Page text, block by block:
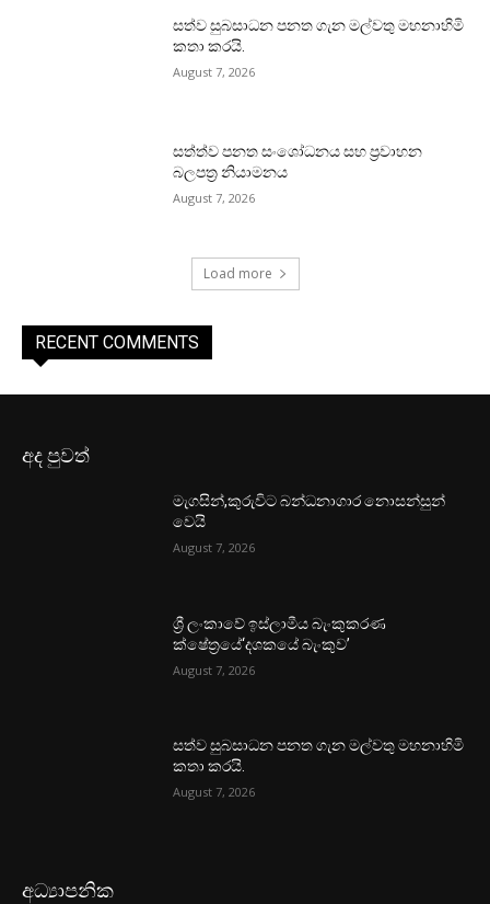
සත්ව සුබසාධන පනත ගැන මල්වතු මහනාහිමි
කතා කරයි.
August 7, 2026
සත්ත්ව පනත සංශෝධනය සහ ප්‍රවාහන
බලපත්‍ර නියාමනය
August 7, 2026
Load more
RECENT COMMENTS
අද පුවත්
මැගසින්,කුරුවිට බන්ධනාගාර නොසන්සුන්
වෙයි
August 7, 2026
ශ්‍රී ලංකාවේ ඉස්ලාමීය බැංකුකරණ
ක්ෂේත්‍රයේ‘දශකයේ බැංකුව’
August 7, 2026
සත්ව සුබසාධන පනත ගැන මල්වතු මහනාහිමි
කතා කරයි.
August 7, 2026
අධ්‍යාපනික